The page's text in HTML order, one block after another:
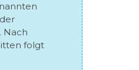
Nach
folgt